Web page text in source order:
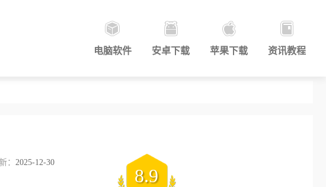
电脑软件 安卓下载 苹果下载 资讯教程
： 2025-12-30
8.9